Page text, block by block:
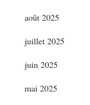
août 2025
juillet 2025
juin 2025
mai 2025